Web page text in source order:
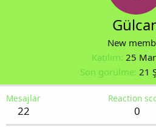
New
Katılım 25
Son görülme 21
Mesajlar
22
Reaction
0